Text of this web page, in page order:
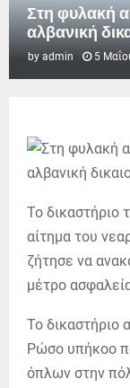
Στη φυλακή
αλβανική
by admin 5
Το δικαστήριο
αίτημα του
ζήτησε να
μέτρο
Το δικαστήριο
Ρώσο υπήκοο
όπλων στην